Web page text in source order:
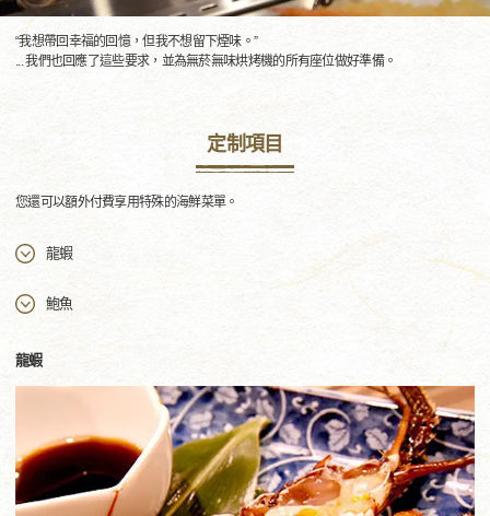
“我想帶回幸福的回憶，但我不想留下煙味。”
... 我們也回應了這些要求，並為無菸無味烘烤機的所有座位做好準備。
定制項目
您還可以額外付費享用特殊的海鮮菜單。
龍蝦
鮑魚
龍蝦